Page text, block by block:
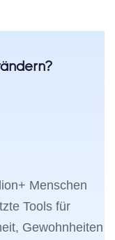
Menschen
Tools für
Gewohnheiten